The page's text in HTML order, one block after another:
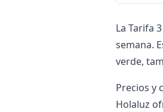
La Tarifa
semana.
verde,
Precios y
Holaluz